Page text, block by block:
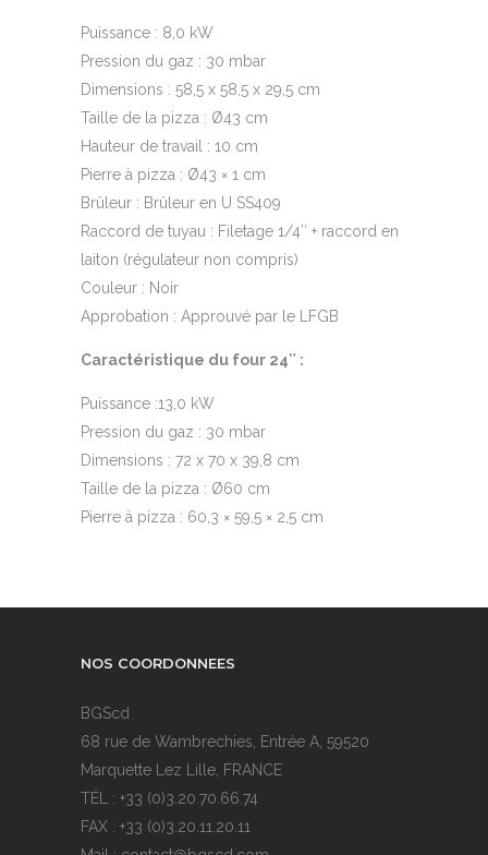
Puissance : 8,0 kW
Pression du gaz : 30 mbar
Dimensions : 58,5 x 58,5 x 29,5 cm
Taille de la pizza : Ø43 cm
Hauteur de travail : 10 cm
Pierre à pizza : Ø43 × 1 cm
Brûleur : Brûleur en U SS409
Raccord de tuyau : Filetage 1/4″ + raccord en
laiton (régulateur non compris)
Couleur : Noir
Approbation : Approuvé par le LFGB
Caractéristique du four 24″ :
Puissance :13,0 kW
Pression du gaz : 30 mbar
Dimensions : 72 x 70 x 39,8 cm
Taille de la pizza : Ø60 cm
Pierre à pizza : 60,3 × 59,5 × 2,5 cm
NOS COORDONNEES
BGScd
68 rue de Wambrechies, Entrée A, 59520
Marquette Lez Lille, FRANCE
TÉL : +33 (0)3.20.70.66.74
FAX : +33 (0)3.20.11.20.11